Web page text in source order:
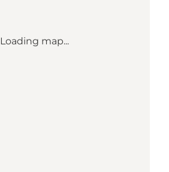
Loading map...